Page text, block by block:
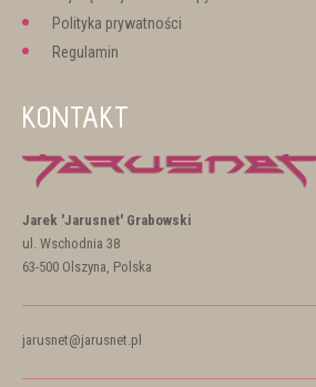
Polityka prywatności
Regulamin
KONTAKT
Jarek 'Jarusnet' Grabowski
ul. Wschodnia 38
63-500 Olszyna, Polska
jarusnet@jarusnet.pl